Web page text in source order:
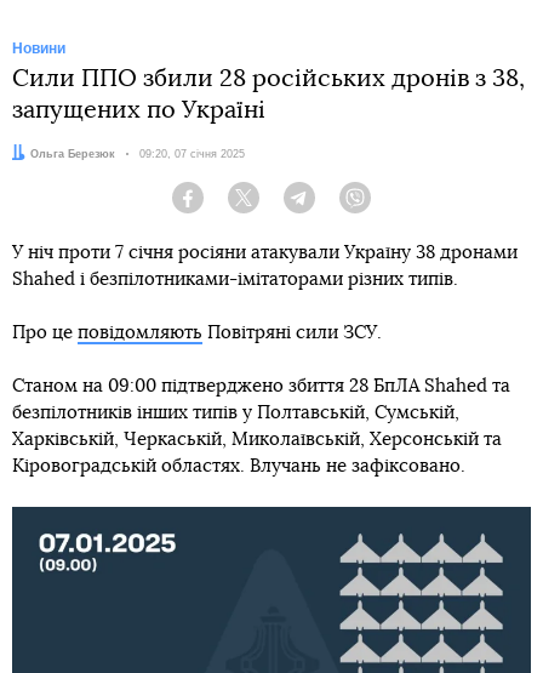
Новини
Сили ППО збили 28 російських дронів з 38,
запущених по Україні
Автор:
Ольга Березюк Дата:
09:20, 07 січня 2025
Facebook Twitter Telegram
У ніч проти 7 січня росіяни атакували Україну 38 дронами
Shahed і безпілотниками-імітаторами різних типів.
Про це повідомляють Повітряні сили ЗСУ.
Станом на 09:00 підтверджено збиття 28 БпЛА Shahed та
безпілотників інших типів у Полтавській, Сумській,
Харківській, Черкаській, Миколаївській, Херсонській та
Кіровоградській областях. Влучань не зафіксовано.